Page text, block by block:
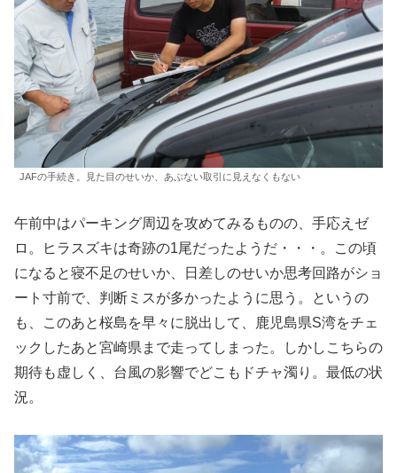
JAFの手続き。見た目のせいか、あぶない取引に見えなくもない
午前中はパーキング周辺を攻めてみるものの、手応えゼ
ロ。ヒラスズキは奇跡の1尾だったようだ・・・。この頃
になると寝不足のせいか、日差しのせいか思考回路がショ
ート寸前で、判断ミスが多かったように思う。というの
も、このあと桜島を早々に脱出して、鹿児島県S湾をチェ
ックしたあと宮崎県まで走ってしまった。しかしこちらの
期待も虚しく、台風の影響でどこもドチャ濁り。最低の状
況。